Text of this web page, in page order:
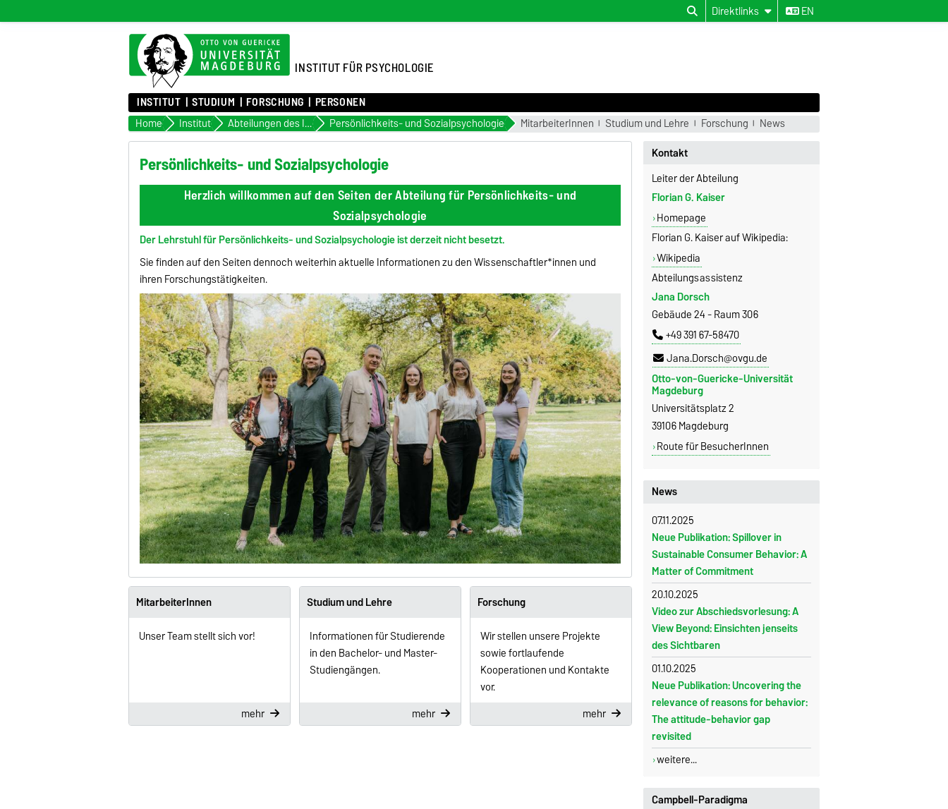
Direktlinks EN
INSTITUT FÜR PSYCHOLOGIE
INSTITUT STUDIUM FORSCHUNG PERSONEN
Home Institut Abteilungen des Institutes Persönlichkeits- und Sozialpsychologie MitarbeiterInnen Studium und Lehre Forschung News
Persönlichkeits- und Sozialpsychologie
Herzlich willkommen auf den Seiten der Abteilung für Persönlichkeits- und
Sozialpsychologie
Der Lehrstuhl für Persönlichkeits- und Sozialpsychologie ist derzeit nicht besetzt.
Sie finden auf den Seiten dennoch weiterhin aktuelle Informationen zu den Wissenschaftler*innen und
ihren Forschungstätigkeiten.
MitarbeiterInnen
Unser Team stellt sich vor!
mehr
Studium und Lehre
Informationen für Studierende
in den Bachelor- und Master-
Studiengängen.
mehr
Forschung
Wir stellen unsere Projekte
sowie fortlaufende
Kooperationen und Kontakte
vor.
mehr
Kontakt
Leiter der Abteilung
Florian G. Kaiser
Homepage
Florian G. Kaiser auf Wikipedia:
Wikipedia
Abteilungsassistenz
Jana Dorsch
Gebäude 24 - Raum 306
+49 391 67-58470
Jana.Dorsch@ovgu.de
Otto-von-Guericke-Universität
Magdeburg
Universitätsplatz 2
39106 Magdeburg
Route für BesucherInnen
News
07.11.2025
Neue Publikation: Spillover in
Sustainable Consumer Behavior: A
Matter of Commitment
20.10.2025
Video zur Abschiedsvorlesung: A
View Beyond: Einsichten jenseits
des Sichtbaren
01.10.2025
Neue Publikation: Uncovering the
relevance of reasons for be­havior:
The attitude-behavior gap
revisited
weitere...
Campbell-Paradigma